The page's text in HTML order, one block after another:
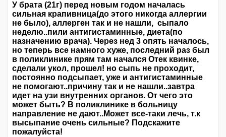
У брата (21г) перед новым годом началась
сильная крапивница(до этого никогда аллергии
не было), аллерген так и не нашли, сыпало
неделю..пили антигистаминные, диета(по
назначению врача). Через нед 3 опять началось,
но теперь все намного хуже, последний раз был
в поликлинике прям там начался Отек квинке,
сделали укол, прошел! но сыпь не проходит,
постоянно подсыпает, уже и антигистаминные
не помогают..причину так и не нашли..завтра
идет на узи внутренних органов. От чего это
может быть? В поликлинике в больницу
направление не дают..Может все-таки лечь, т.к
высыпание очень сильные? Подскажите
пожалуйста!